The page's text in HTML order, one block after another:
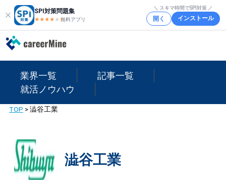
SPI対策問題集
★★★★ ★★
無料アプリ
＼ スキマ時間でSPI対策 ／
開く インストール
業界一覧
記事一覧
就活ノウハウ
TOP >澁谷工業
澁谷工業